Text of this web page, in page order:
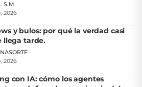
S.M
2026
y bulos: por qué la verdad casi
llega tarde.
2026
con IA: cómo los agentes